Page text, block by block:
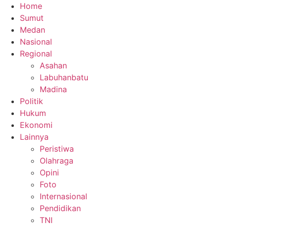
Home
Sumut
Medan
Nasional
Regional
Asahan
Labuhanbatu
Madina
Politik
Hukum
Ekonomi
Lainnya
Peristiwa
Olahraga
Opini
Foto
Internasional
Pendidikan
TNI